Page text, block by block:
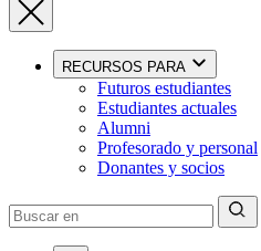
RECURSOS PARA
Futuros estudiantes
Estudiantes actuales
Alumni
Profesorado y personal
Donantes y socios